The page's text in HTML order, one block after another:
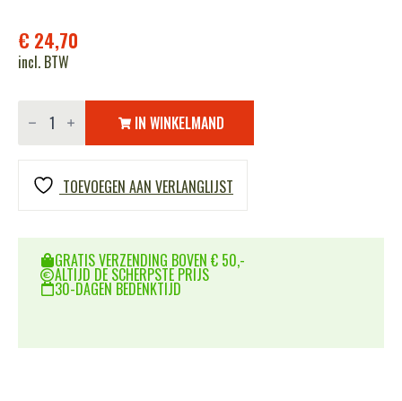
€ 24,70
incl. BTW
BBS
0.28G
BLANK
1KG
aantal
IN WINKELMAND
TOEVOEGEN AAN VERLANGLIJST
GRATIS VERZENDING BOVEN € 50,-
ALTIJD DE SCHERPSTE PRIJS
30-DAGEN BEDENKTIJD